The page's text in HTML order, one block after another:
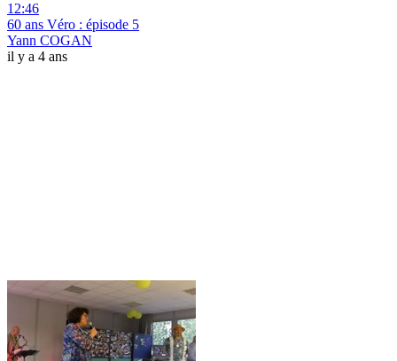
12:46
60 ans Véro : épisode 5
Yann COGAN
il y a 4 ans